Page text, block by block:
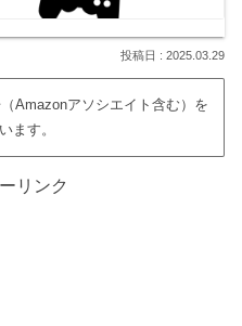
2025.03.29
Amazonアソシエイト含む）を
ます。
リンク